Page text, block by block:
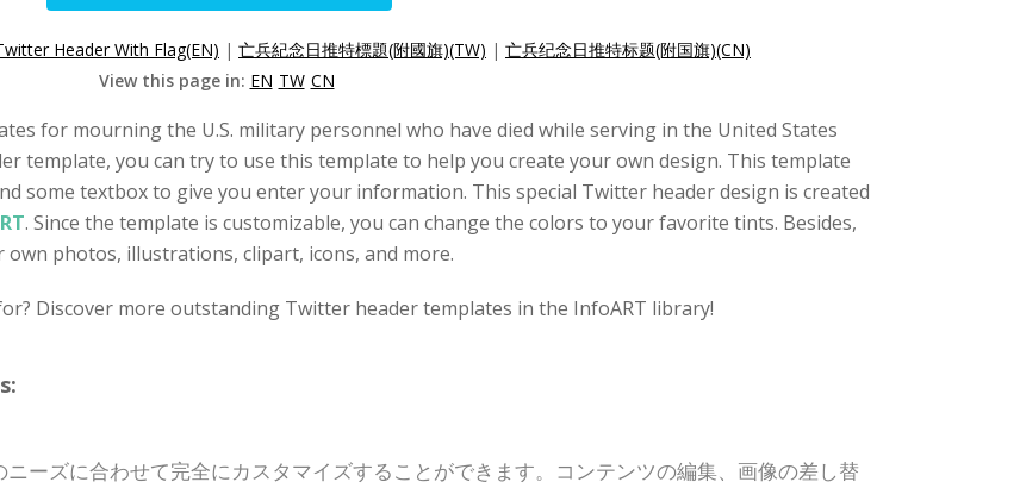
Header With Flag(EN) | 亡兵紀念日推特標題(附國旗)(TW) | 亡兵纪念日推特标题(附国旗)(CN)
View this page in: EN TW CN
for mourning the U.S. military personnel who have died while serving in the United States
template, you can try to use this template to help you create your own design. This template
some textbox to give you enter your information. This special Twitter header design is created
. Since the template is customizable, you can change the colors to your favorite tints. Besides,
photos, illustrations, clipart, icons, and more.
Discover more outstanding Twitter header templates in the InfoART library!
ーズに合わせて完全にカスタマイズすることができます。コンテンツの編集、画像の差し替